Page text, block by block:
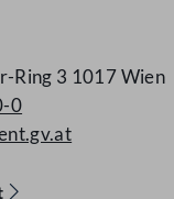
Ring 3 1017 Wien
0